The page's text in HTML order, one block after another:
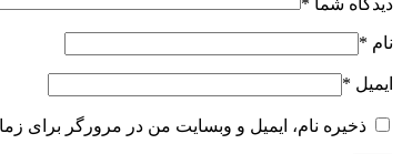
نام *
ایمیل *
ذخیره نام، ایمیل و وبسایت من در مرورگر برای